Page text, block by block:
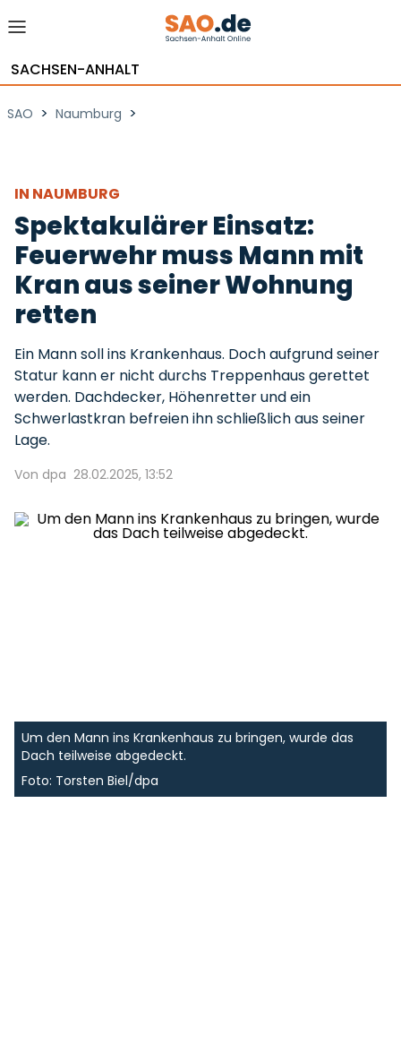
SACHSEN-ANHALT
SAO > Naumburg >
IN NAUMBURG
Spektakulärer Einsatz:
Feuerwehr muss Mann mit
Kran aus seiner Wohnung
retten
Ein Mann soll ins Krankenhaus. Doch aufgrund seiner
Statur kann er nicht durchs Treppenhaus gerettet
werden. Dachdecker, Höhenretter und ein
Schwerlastkran befreien ihn schließlich aus seiner
Lage.
Von dpa 28.02.2025, 13:52
Um den Mann ins Krankenhaus zu bringen, wurde das
Dach teilweise abgedeckt.
Foto: Torsten Biel/dpa